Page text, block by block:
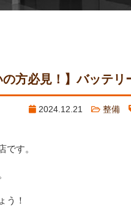
方必見！】バッテリ
2024.12.21 整備
です。
う！